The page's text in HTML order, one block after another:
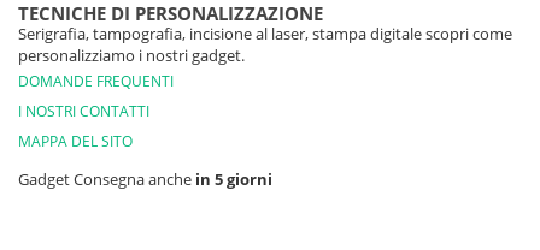
TECNICHE DI PERSONALIZZAZIONE
Serigrafia, tampografia, incisione al laser, stampa digitale scopri come
personalizziamo i nostri gadget.
DOMANDE FREQUENTI
I NOSTRI CONTATTI
MAPPA DEL SITO
Gadget Consegna anche in 5 giorni